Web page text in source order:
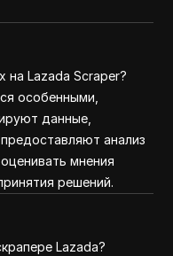
на Lazada Scraper?
особенными,
данные,
анализ
мнения
решений.
Lazada?